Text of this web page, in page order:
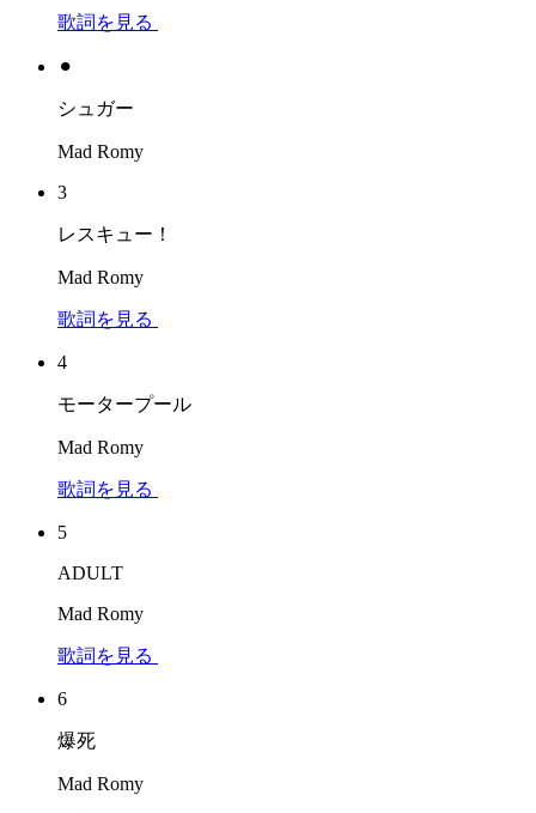
歌詞を見る
⚫︎
シュガー
Mad Romy
3
レスキュー！
Mad Romy
歌詞を見る
4
モータープール
Mad Romy
歌詞を見る
5
ADULT
Mad Romy
歌詞を見る
6
爆死
Mad Romy